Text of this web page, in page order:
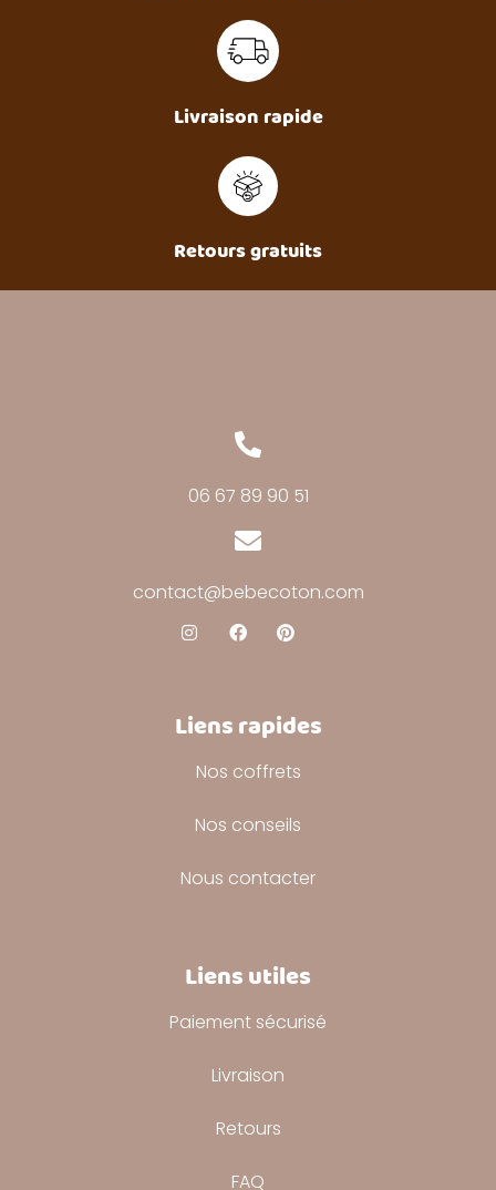
Livraison rapide
Retours gratuits
06 67 89 90 51
contact@bebecoton.com
Liens rapides
Nos coffrets
Nos conseils
Nous contacter
Liens utiles
Paiement sécurisé
Livraison
Retours
FAQ